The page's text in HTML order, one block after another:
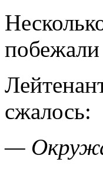
побежали
сжалось:
—